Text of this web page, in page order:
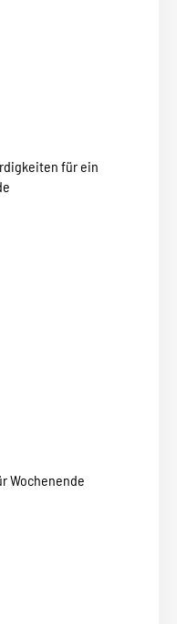
für ein
Wochenende